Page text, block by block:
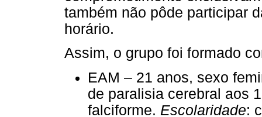
também não pôde participar
horário.
Assim, o grupo foi formado
EAM – 21 anos, sexo
de paralisia cerebral aos
falciforme. Escolaridade: